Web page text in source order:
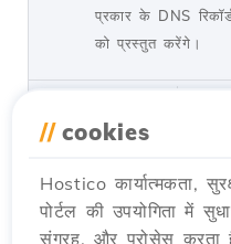
प्रकार के DNS
को प्रस्तुत करेंगे।
द्वारा Florin P. दृश्य
ISPConfig
लिए उपडोमेन
// cookies
Hostico कार्यात्मकता,
पोर्टल की उपयोगिता में
संग्रह, और प्रोसेस करता